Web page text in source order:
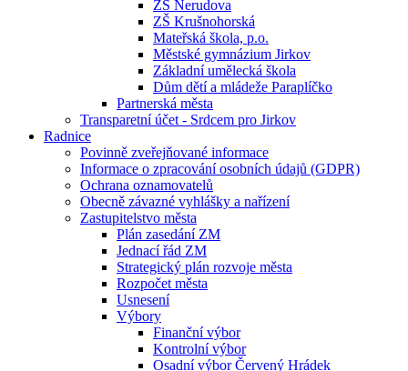
ZŠ Nerudova
ZŠ Krušnohorská
Mateřská škola, p.o.
Městské gymnázium Jirkov
Základní umělecká škola
Dům dětí a mládeže Paraplíčko
Partnerská města
Transparetní účet - Srdcem pro Jirkov
Radnice
Povinně zveřejňované informace
Informace o zpracování osobních údajů (GDPR)
Ochrana oznamovatelů
Obecně závazné vyhlášky a nařízení
Zastupitelstvo města
Plán zasedání ZM
Jednací řád ZM
Strategický plán rozvoje města
Rozpočet města
Usnesení
Výbory
Finanční výbor
Kontrolní výbor
Osadní výbor Červený Hrádek